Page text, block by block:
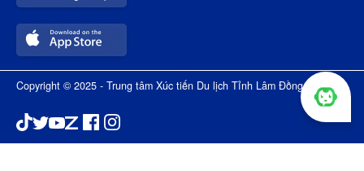
Copyright © 2025 - Trung tâm Xúc tiến Du lịch Tỉnh Lâm Đồng